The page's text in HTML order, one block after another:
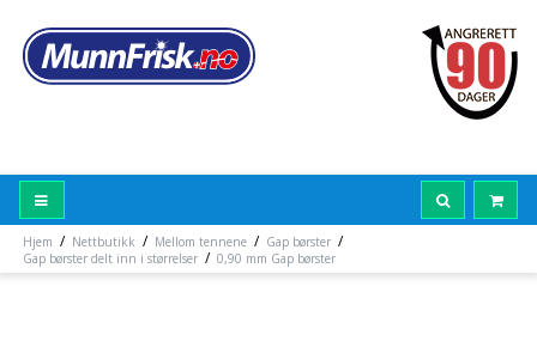
Hjem / Nettbutikk / Mellom tennene / Gap børster /
Gap børster delt inn i størrelser / 0,90 mm Gap børster